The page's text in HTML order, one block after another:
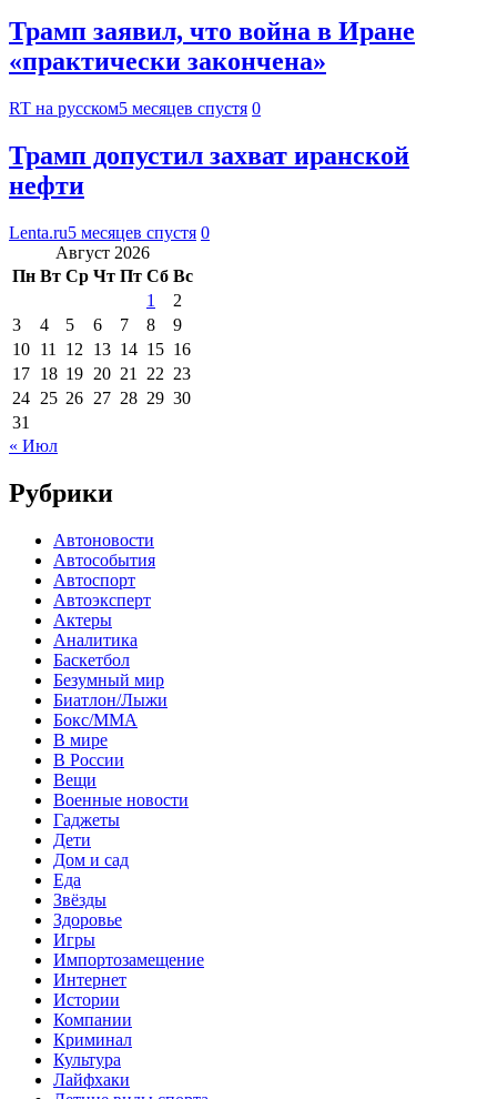
Трамп заявил, что война в Иране
«практически закончена»
RT на русском5 месяцев спустя 0
Трамп допустил захват иранской
нефти
Lenta.ru5 месяцев спустя 0
Август 2026
Пн Вт Ср Чт Пт Сб Вс
1
2
3
4 5 6 7 8
9
10 11 12 13 14 15 16
17 18 19 20 21 22 23
24 25 26 27 28 29 30
31
« Июл
Рубрики
Автоновости
Автособытия
Автоспорт
Автоэксперт
Актеры
Аналитика
Баскетбол
Безумный мир
Биатлон/Лыжи
Бокс/MMA
В мире
В России
Вещи
Военные новости
Гаджеты
Дети
Дом и сад
Еда
Звёзды
Здоровье
Игры
Импортозамещение
Интернет
Истории
Компании
Криминал
Культура
Лайфхаки